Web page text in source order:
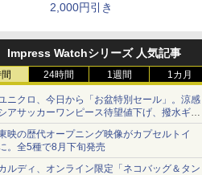
2,000円引き
Impress Watchシリーズ 人気記事
24時間 1週間 1カ月
ニクロ、今日から「お盆特別セール」。涼感
アサッカーワンピース待望値下げ、撥水ギア
ョーツは1990円に
映の歴代オープニング映像がカプセルトイ
。全5種で8月下旬発売
ルディ、オンライン限定「ネコバッグ＆タン